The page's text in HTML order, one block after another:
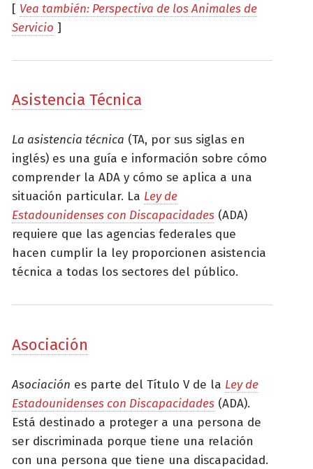
[ Vea también: Perspectiva de los Animales de
Servicio ]
Asistencia Técnica
La asistencia técnica (TA, por sus siglas en
inglés) es una guía e información sobre cómo
comprender la ADA y cómo se aplica a una
situación particular. La Ley de
Estadounidenses con Discapacidades (ADA)
requiere que las agencias federales que
hacen cumplir la ley proporcionen asistencia
técnica a todas los sectores del público.
Asociación
Asociación es parte del Título V de la Ley de
Estadounidenses con Discapacidades (ADA).
Está destinado a proteger a una persona de
ser discriminada porque tiene una relación
con una persona que tiene una discapacidad.